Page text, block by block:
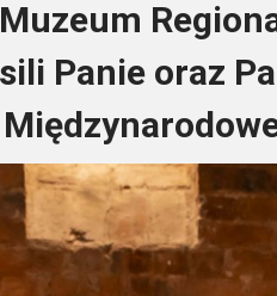
Panie oraz